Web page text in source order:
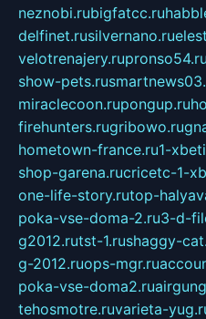
neznobi.rubigfatcc.ru
delfinet.rusilvernano.ru
velotrenajery.rupronso54.ru
show-pets.ru
miraclecoon.rupongup.ru
firehunters.rugribowo.ru
hometown-france.ru1-
shop-garena.rucricetc-1-
one-life-story.rutop-
poka-vse-doma-2.ru3-d-
g2012.rutst-1.rushaggy-
g-2012.ruops-mgr.ru
poka-vse-doma2.ru
tehosmotre.ruvarieta-